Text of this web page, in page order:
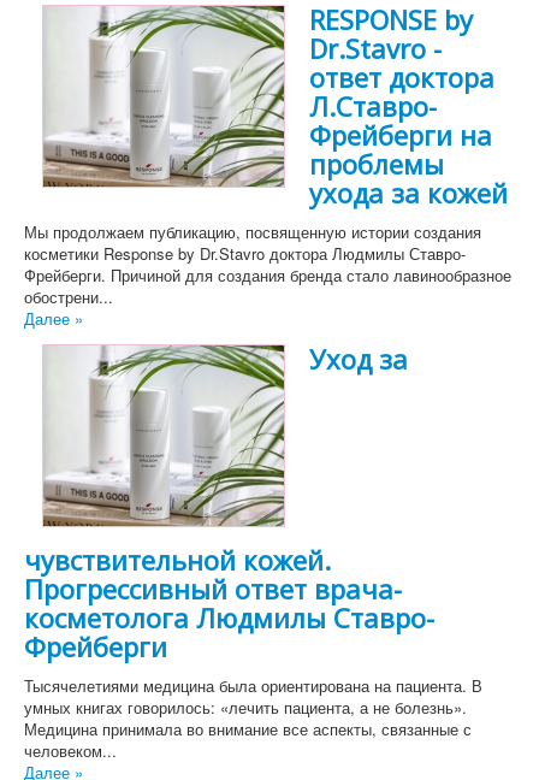
RESPONSE by
Dr.Stavro -
ответ доктора
Л.Ставро-
Фрейберги на
проблемы
ухода за кожей
Мы продолжаем публикацию, посвященную истории создания
косметики Response by Dr.Stavro доктора Людмилы Ставро-
Фрейберги. Причиной для создания бренда стало лавинообразное
обострени...
Далее »
Уход за
чувствительной кожей.
Прогрессивный ответ врача-
косметолога Людмилы Ставро-
Фрейберги
Тысячелетиями медицина была ориентирована на пациента. В
умных книгах говорилось: «лечить пациента, а не болезнь».
Медицина принимала во внимание все аспекты, связанные с
человеком...
Далее »